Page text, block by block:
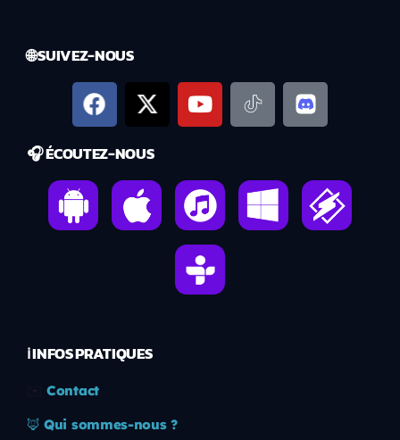
🌐 SUIVEZ-NOUS
🎧 ÉCOUTEZ-NOUS
ℹ️ INFOS PRATIQUES
Contact
🦊 Qui sommes-nous ?